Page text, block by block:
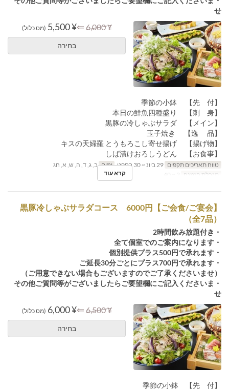
せ
¥ 6,000
⇐
¥ 5,500 (מס כלול)
בחירה
【先 付】 季節の小鉢
【刺 身】 本日の鮮魚四種盛り
【メイン】 黒豚の冷しゃぶサラダ
【逸 品】 玉子焼き
【揚げ物】 キスの天婦羅 とうもろこし寄せ揚げ
【お食事】 しば漬けおろしうどん
טווח תאריכים תקפים ימים ב, ג, ד, ה, ש, א, חג
מגבלת הזמנה
קרא עוד
【ご会食/ご宴会】黒豚冷しゃぶサラダコース 6000円
（全7品）
・2時間飲み放題付き
・全て個室でのご案内になります
・個別提供プラス500円で承れます
・ご延長30分ごとにプラス700円で承れます
（ご用意できない場合もございますのでご了承くださいませ）
・その他ご質問等がございましたらご要望欄にご記入くださいま
せ
¥ 6,500
⇐
¥ 6,000 (מס כלול)
בחירה
【先 付】 季節の小鉢